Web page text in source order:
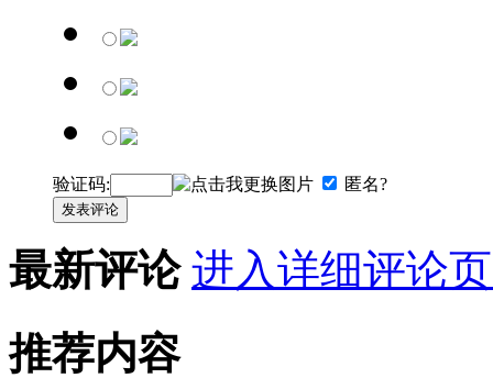
验证码: 匿名?
发表评论
最新评论 进入详细评论
推荐内容